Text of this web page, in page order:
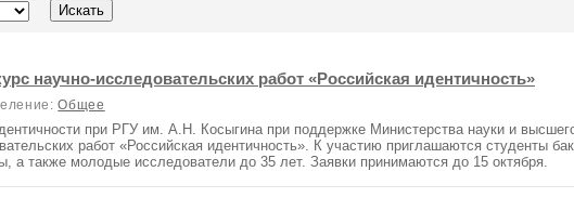
научно-исследовательских работ «Российская идентичность»
Общее
при РГУ им. А.Н. Косыгина при поддержке Министерства науки и
работ «Российская идентичность». К участию приглашаются студенты
а также молодые исследователи до 35 лет. Заявки принимаются до 15 октября.